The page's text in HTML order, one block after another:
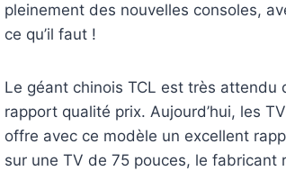
pleinement des nouvelles consoles,
ce qu’il faut !
Le géant chinois TCL est très attendu
rapport qualité prix. Aujourd’hui, les
offre avec ce modèle un excellent
sur une TV de 75 pouces, le